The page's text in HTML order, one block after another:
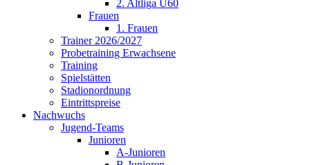
2. Altliga Ü60
Frauen
1. Frauen
Trainer 2026/2027
Probetraining Erwachsene
Training
Spielstätten
Stadionordnung
Eintrittspreise
Nachwuchs
Jugend-Teams
Junioren
A-Junioren